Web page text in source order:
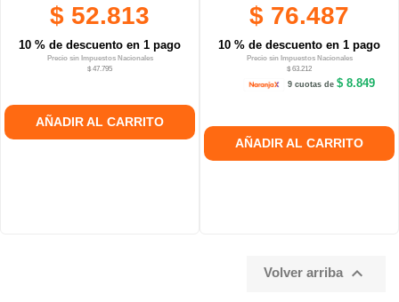
$ 52.813
10 % de descuento en 1 pago
Precio sin Impuestos Nacionales
$ 47.795
AÑADIR AL CARRITO
$ 76.487
10 % de descuento en 1 pago
Precio sin Impuestos Nacionales
$ 63.212
9 cuotas de $ 8.849
AÑADIR AL CARRITO
Volver arriba 